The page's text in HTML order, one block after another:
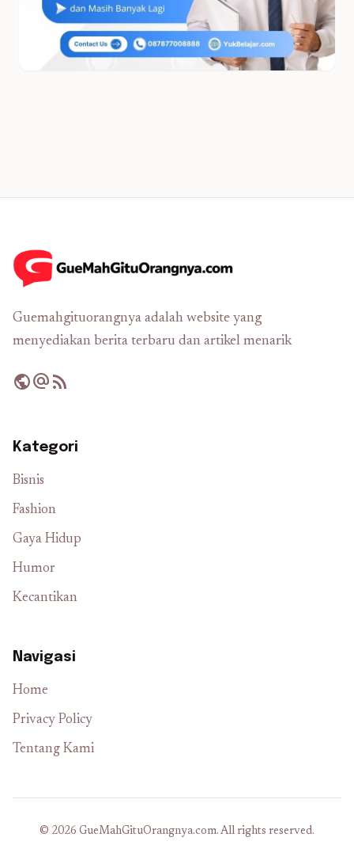
Guemahgituorangnya adalah website yang
menyediakan berita terbaru dan artikel menarik
publicalternate_emailrss_feed
Kategori
Bisnis
Fashion
Gaya Hidup
Humor
Kecantikan
Navigasi
Home
Privacy Policy
Tentang Kami
© 2026 GueMahGituOrangnya.com. All rights reserved.